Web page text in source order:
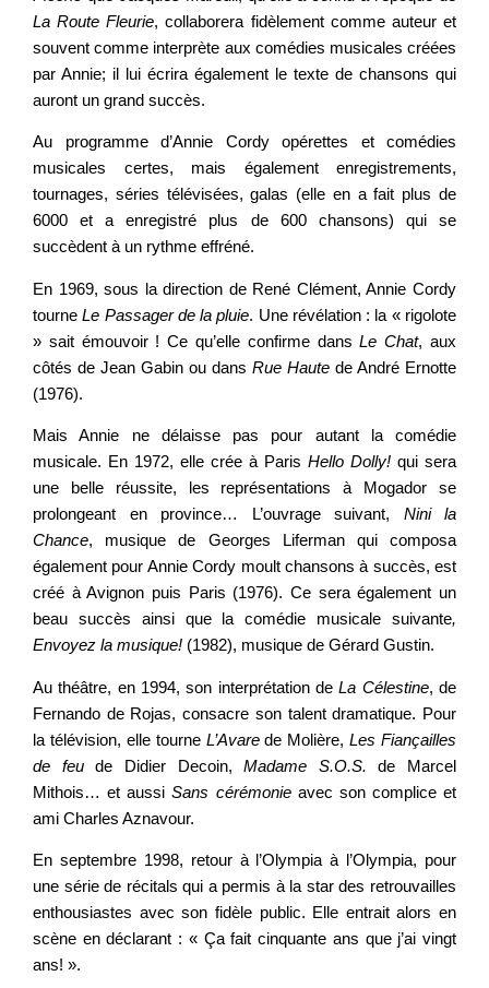
La Route Fleurie, collaborera fidèlement comme auteur et
souvent comme interprète aux comédies musicales créées
par Annie; il lui écrira également le texte de chansons qui
auront un grand succès.
Au programme d’Annie Cordy opérettes et comédies
musicales certes, mais également enregistrements,
tournages, séries télévisées, galas (elle en a fait plus de
6000 et a enregistré plus de 600 chansons) qui se
succèdent à un rythme effréné.
En 1969, sous la direction de René Clément, Annie Cordy
tourneLe Passager de la pluie. Une révélation : la « rigolote
» sait émouvoir ! Ce qu’elle confirme dansLe Chat, aux
côtés de Jean Gabin ou dans Rue Haute de André Ernotte
(1976).
Mais Annie ne délaisse pas pour autant la comédie
musicale. En 1972, elle crée à Paris Hello Dolly! qui sera
une belle réussite, les représentations à Mogador se
prolongeant en province… L’ouvrage suivant, Nini la
Chance, musique de Georges Liferman qui composa
également pour Annie Cordy moult chansons à succès, est
créé à Avignon puis Paris (1976). Ce sera également un
beau succès ainsi que la comédie musicale suivante,
Envoyez la musique! (1982), musique de Gérard Gustin.
Au théâtre, en 1994, son interprétation deLa Célestine, de
Fernando de Rojas, consacre son talent dramatique. Pour
la télévision, elle tourne L’Avarede Molière,Les Fiançailles
de feude Didier Decoin,Madame S.O.S. de Marcel
Mithois… et aussiSans cérémonieavec son complice et
ami Charles Aznavour.
En septembre 1998, retour à l’Olympia à l’Olympia, pour
une série de récitals qui a permis à la star des retrouvailles
enthousiastes avec son fidèle public. Elle entrait alors en
scène en déclarant : « Ça fait cinquante ans que j’ai vingt
ans! ».